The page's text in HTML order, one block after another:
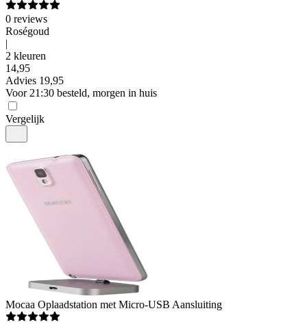
0 reviews
Roségoud
|
2 kleuren
14,95
Advies 19,95
Voor 21:30 besteld, morgen in huis
Vergelijk
Mocaa Oplaadstation met Micro-USB Aansluiting